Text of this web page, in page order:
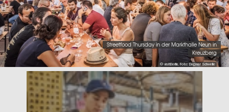
© visitBerlin, Foto: Dagmar Schwelle
Streetfood Thursday in der Markthalle Neun in
Kreuzberg